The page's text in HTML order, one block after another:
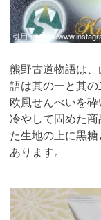
引用：https://
熊野古道物語は
語は其の一と其
欧風せんべいを砕
冷やして固めた
た生地の上に黒
あります。